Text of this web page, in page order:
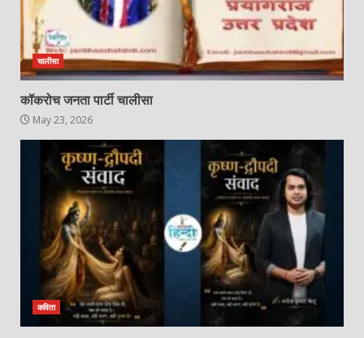
चालीसा
कॉकरोच जनता पार्टी चालीसा
May 23, 2026
कविता